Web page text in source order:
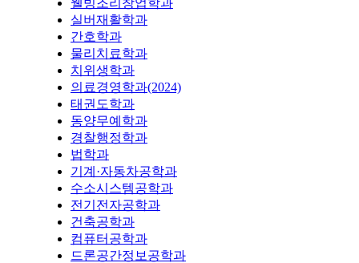
실버재활학과
간호학과
물리치료학과
치위생학과
의료경영학과(2024)
태권도학과
동양무예학과
경찰행정학과
법학과
기계·자동차공학과
수소시스템공학과
전기전자공학과
건축공학과
컴퓨터공학과
드론공간정보공학과